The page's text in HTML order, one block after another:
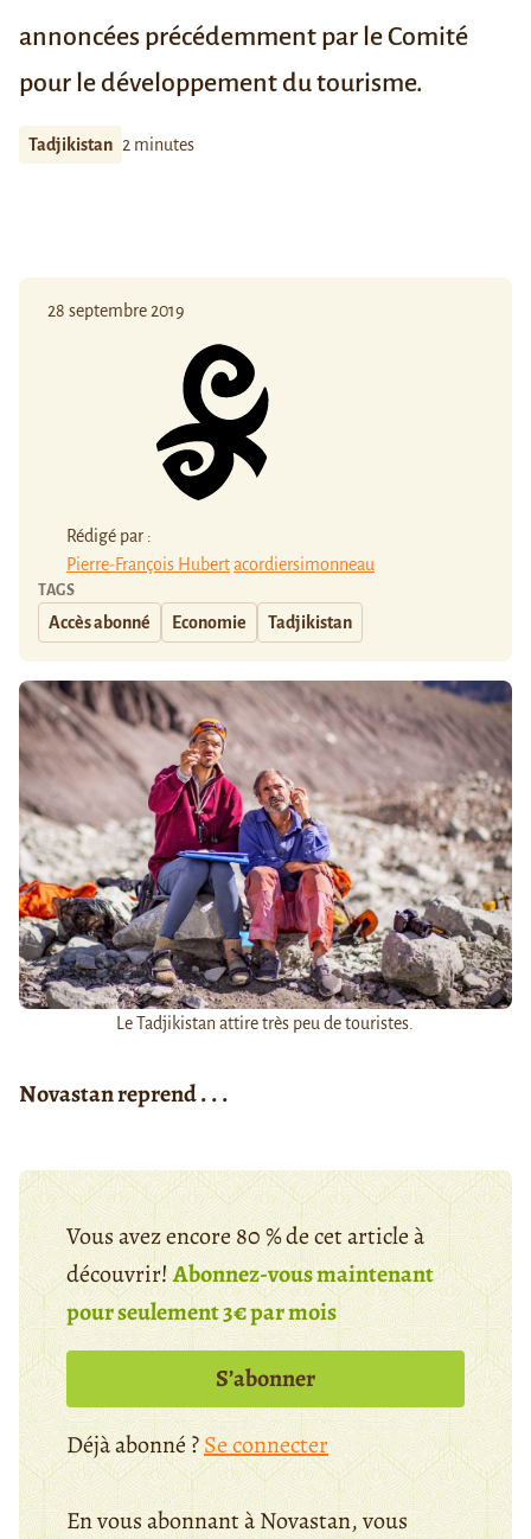
annoncées précédemment par le Comité
pour le développement du tourisme.
Tadjikistan 2 minutes
28 septembre 2019
Rédigé par :
Pierre-François Hubertacordiersimonneau
TAGS
Accès abonné Economie Tadjikistan
Le Tadjikistan attire très peu de touristes.
Novastan reprend . . .
Vous avez encore 80 % de cet article à
découvrir!Abonnez-vous maintenant
pour seulement 3€ par mois
S’abonner
Déjà abonné ?Se connecter
En vous abonnant à Novastan, vous